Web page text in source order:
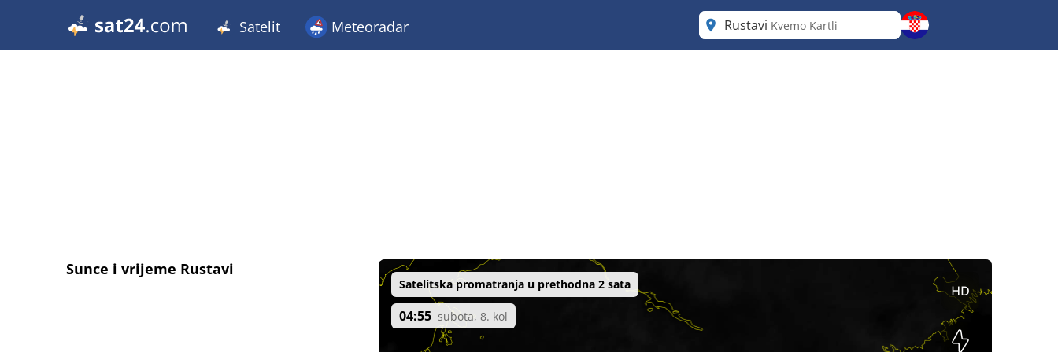
Satelit Meteoradar Rustavi Kvemo Kartli
Sunce i vrijeme Rustavi
Satelitska promatranja u prethodna 2 sata
04:55 subota, 8. kol